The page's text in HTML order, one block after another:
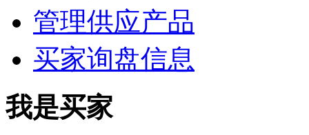
管理供应产品
买家询盘信息
我是买家